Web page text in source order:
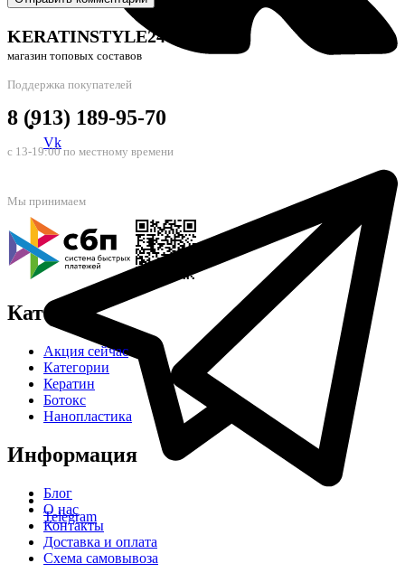
Vk
Telegram
KERATINSTYLE24
магазин топовых составов
Поддержка покупателей
8 (913) 189-95-70
с 13-19:00 по местному времени
Мы принимаем
Каталог
Акция сейчас
Категории
Кератин
Ботокс
Нанопластика
Информация
Блог
О нас
Контакты
Доставка и оплата
Схема самовывоза